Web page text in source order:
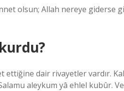
olsun; Allah nereye giderse
dair rivayetler vardır.
aleykum yâ ehlel kubûr.